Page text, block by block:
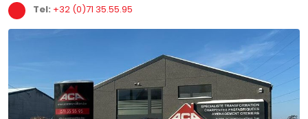
Tel: +32 (0)71 35.55.95